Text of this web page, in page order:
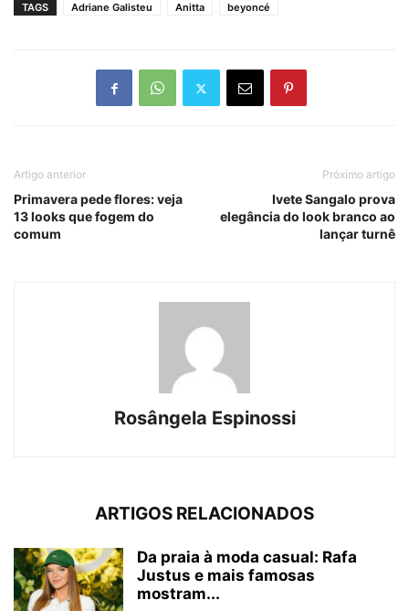
TAGS Adriane Galisteu Anitta beyoncé
Artigo anterior
Primavera pede flores: veja
13 looks que fogem do
comum
Próximo artigo
Ivete Sangalo prova
elegância do look branco ao
lançar turnê
Rosângela Espinossi
ARTIGOS RELACIONADOS
Da praia à moda casual: Rafa
Justus e mais famosas
mostram...